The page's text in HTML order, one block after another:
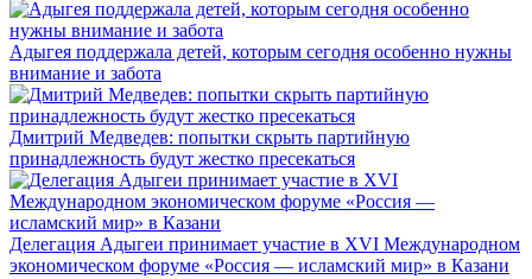
Адыгея поддержала детей, которым сегодня особенно нужны
внимание и забота
Дмитрий Медведев: попытки скрыть партийную
принадлежность будут жестко пресекаться
Делегация Адыгеи принимает участие в XVI Международном
экономическом форуме «Россия — исламский мир» в Казани